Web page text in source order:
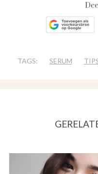
TAGS: SERUM